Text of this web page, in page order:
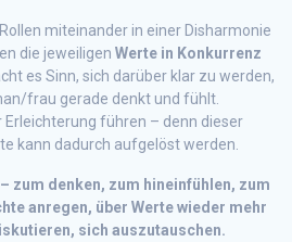
miteinander in einer Disharmonie
die jeweiligen Werte in Konkurrenz
es Sinn, sich darüber klar zu werden,
frau gerade denkt und fühlt.
Erleichterung führen – denn dieser
kann dadurch aufgelöst werden.
zum denken, zum hineinfühlen, zum
anregen, über Werte wieder mehr
sich auszutauschen.